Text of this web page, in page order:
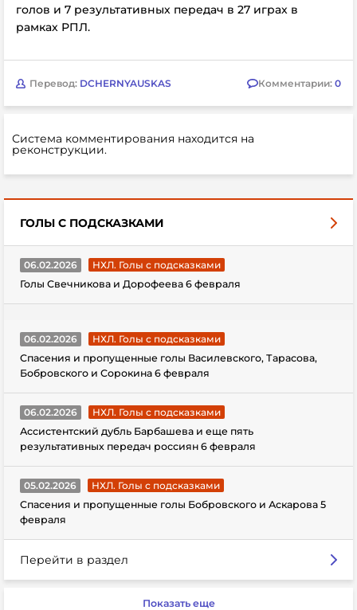
голов и 7 результативных передач в 27 играх в
рамках РПЛ.
Перевод: DCHERNYAUSKAS Комментарии: 0
Система комментирования находится на
реконструкции.
ГОЛЫ С ПОДСКАЗКАМИ
06.02.2026
НХЛ. Голы с подсказками
Голы Свечникова и Дорофеева 6 февраля
06.02.2026
НХЛ. Голы с подсказками
Спасения и пропущенные голы Василевского, Тарасова,
Бобровского и Сорокина 6 февраля
06.02.2026
НХЛ. Голы с подсказками
Ассистентский дубль Барбашева и еще пять
результативных передач россиян 6 февраля
05.02.2026
НХЛ. Голы с подсказками
Спасения и пропущенные голы Бобровского и Аскарова 5
февраля
Перейти в раздел
Показать еще